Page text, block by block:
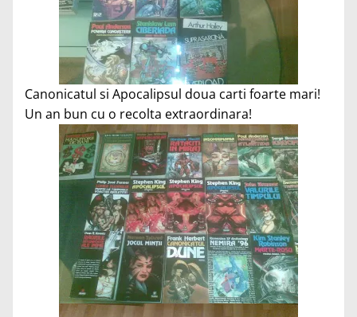
Canonicatul si Apocalipsul doua carti foarte mari!
Un an bun cu o recolta extraordinara!